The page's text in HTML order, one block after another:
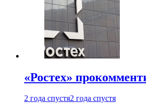
«Ростех»
2 года спустя2 года спустя